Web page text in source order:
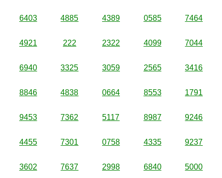
6403 4885 4389 0585 7464
4921 222 2322 4099 7044
6940 3325 3059 2565 3416
8846 4838 0664 8553 1791
9453 7362 5117 8987 9246
4455 7301 0758 4335 9237
3602 7637 2998 6840 5000